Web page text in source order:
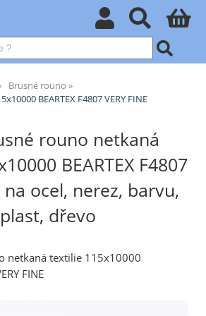
Brusné rouno
BEARTEX F4807 VERY FINE
rouno netkaná
BEARTEX F4807
na ocel, nerez, barvu,
plast, dřevo
netkaná textilie 115x10000
FINE